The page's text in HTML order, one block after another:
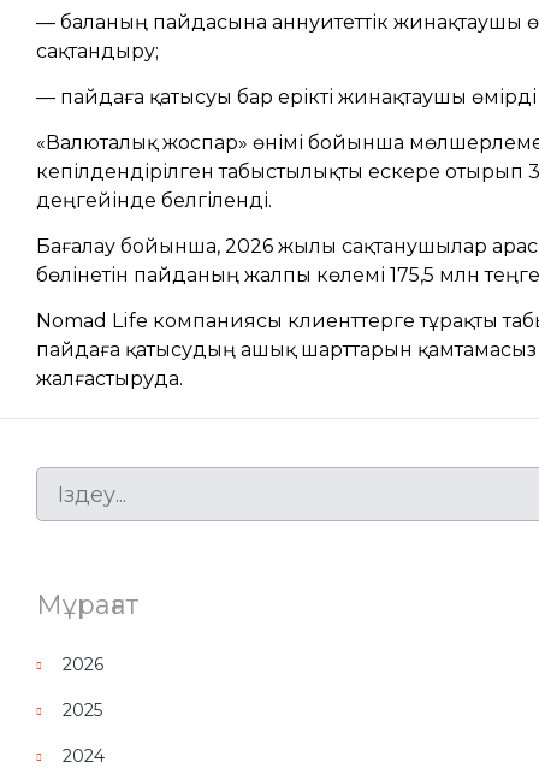
— баланың пайдасына аннуитеттік жинақтаушы
сақтандыру;
— пайдаға қатысуы бар ерікті жинақтаушы
«Валюталық жоспар» өнімі бойынша
кепілдендірілген табыстылықты ескере отырып
деңгейінде белгіленді.
Бағалау бойынша, 2026 жылы сақтанушылар
бөлінетін пайданың жалпы көлемі 175,5 млн
Nomad Life компаниясы клиенттерге тұрақты
пайдаға қатысудың ашық шарттарын қамтамасыз
жалғастыруда.
Мұрағат
2026
2025
2024